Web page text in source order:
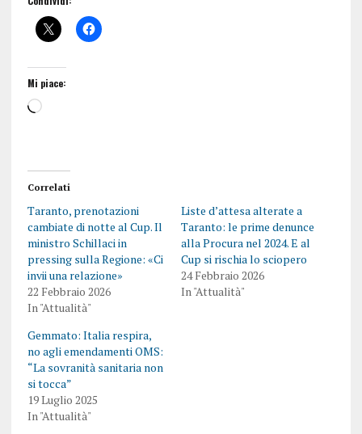
Mi piace:
Correlati
Taranto, prenotazioni
cambiate di notte al Cup. Il
ministro Schillaci in
pressing sulla Regione: «Ci
invii una relazione»
22 Febbraio 2026
In "Attualità"
Liste d’attesa alterate a
Taranto: le prime denunce
alla Procura nel 2024. E al
Cup si rischia lo sciopero
24 Febbraio 2026
In "Attualità"
Gemmato: Italia respira,
no agli emendamenti OMS:
“La sovranità sanitaria non
si tocca”
19 Luglio 2025
In "Attualità"